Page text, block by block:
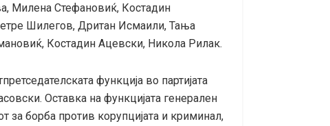
Милена Стефановиќ, Костадин
Шилегов, Дритан Исмаили, Тања
Костадин Ацевски, Никола Рилак.
функција во партијата
Оставка на функцијата генерален
борба против корупцијата и криминал,